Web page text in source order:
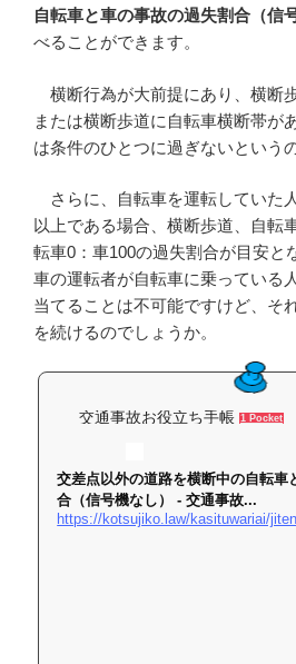
自転車と車の事故の過失割合（信
べることができます。
横断行為が大前提にあり、横断
または横断歩道に自転車横断帯が
は条件のひとつに過ぎないという
さらに、自転車を運転していた
以上である場合、横断歩道、自転
転車0：車100の過失割合が目安と
車の運転者が自転車に乗っている
当てることは不可能ですけど、そ
を続けるのでしょうか。
交通事故お役立ち手帳 1 Pocket
交差点以外の道路を横断中の自転車
合（信号機なし） - 交通事故...